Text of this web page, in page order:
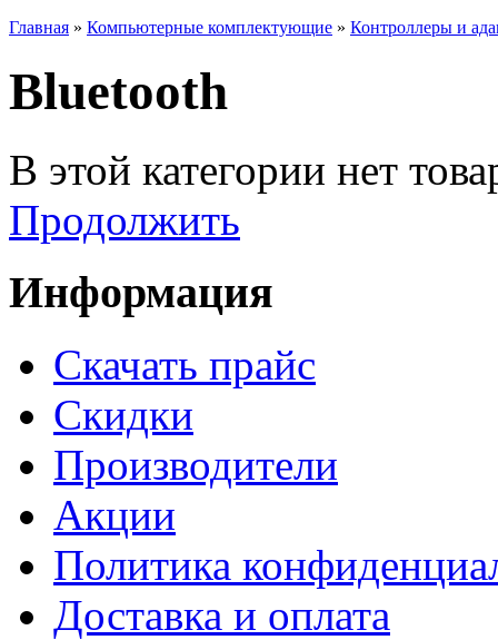
Главная » Компьютерные комплектующие » Контроллеры и
Bluetooth
В этой категории нет
Продолжить
Информация
Cкачать прайс
Скидки
Производители
Акции
Политика
Доставка и оплата